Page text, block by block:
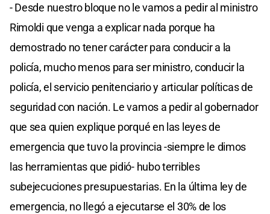
- Desde nuestro bloque no le vamos a pedir al ministro
Rimoldi que venga a explicar nada porque ha
demostrado no tener carácter para conducir a la
policía, mucho menos para ser ministro, conducir la
policía, el servicio penitenciario y articular políticas de
seguridad con nación. Le vamos a pedir al gobernador
que sea quien explique porqué en las leyes de
emergencia que tuvo la provincia -siempre le dimos
las herramientas que pidió- hubo terribles
subejecuciones presupuestarias. En la última ley de
emergencia, no llegó a ejecutarse el 30% de los